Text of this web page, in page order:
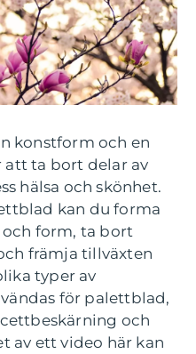
konstform och en
att ta bort delar av
hälsa och skönhet.
kan du forma
form, ta bort
främja tillväxten
typer av
för palettblad,
och
av ett video här kan